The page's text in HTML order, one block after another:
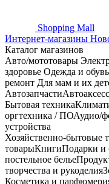
Shopping Mall
Интернет-магазины
Каталог магазинов
Авто/мототовары
здоровье Одежда и обувь
ремонт Для мам и их
Автозапчасти
Бытовая техника
оргтехника / ПОАудио/
устройства
Хозяйственно-бытовые
товарыКнигиПодарки и
постельное белье
творчества и рукоделия
Косметика и